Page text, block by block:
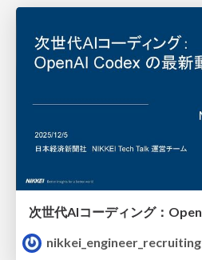
nikkei_engineer_recruiting